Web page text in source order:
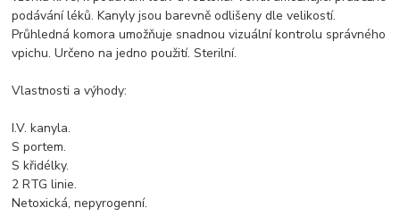
podávání léků. Kanyly jsou barevně odlišeny dle velikostí.
Průhledná komora umožňuje snadnou vizuální kontrolu správného
vpichu. Určeno na jedno použití. Sterilní.
Vlastnosti a výhody:
I.V. kanyla.
S portem.
S křidélky.
2 RTG linie.
Netoxická, nepyrogenní.